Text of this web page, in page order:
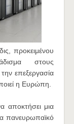
προκειμένου
στους
την επεξεργασία
η Ευρώπη.
αποκτήσει μια
πανευρωπαϊκό